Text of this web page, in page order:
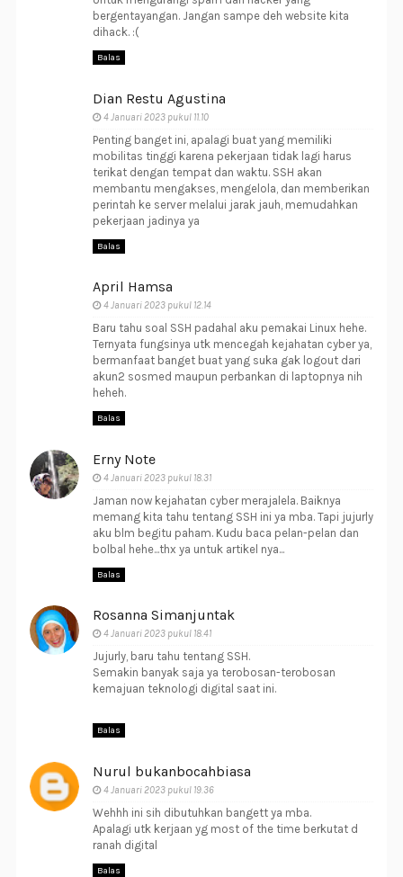
bergentayangan. Jangan sampe deh website kita
dihack. :(
Balas
Dian Restu Agustina
4 Januari 2023 pukul 11.10
Penting banget ini, apalagi buat yang memiliki
mobilitas tinggi karena pekerjaan tidak lagi harus
terikat dengan tempat dan waktu. SSH akan
membantu mengakses, mengelola, dan memberikan
perintah ke server melalui jarak jauh, memudahkan
pekerjaan jadinya ya
Balas
April Hamsa
4 Januari 2023 pukul 12.14
Baru tahu soal SSH padahal aku pemakai Linux hehe.
Ternyata fungsinya utk mencegah kejahatan cyber ya,
bermanfaat banget buat yang suka gak logout dari
akun2 sosmed maupun perbankan di laptopnya nih
heheh.
Balas
Erny Note
4 Januari 2023 pukul 18.31
Jaman now kejahatan cyber merajalela. Baiknya
memang kita tahu tentang SSH ini ya mba. Tapi jujurly
aku blm begitu paham. Kudu baca pelan-pelan dan
bolbal hehe...thx ya untuk artikel nya...
Balas
Rosanna Simanjuntak
4 Januari 2023 pukul 18.41
Jujurly, baru tahu tentang SSH.
Semakin banyak saja ya terobosan-terobosan
kemajuan teknologi digital saat ini.
Balas
Nurul bukanbocahbiasa
4 Januari 2023 pukul 19.36
Wehhh ini sih dibutuhkan bangett ya mba.
Apalagi utk kerjaan yg most of the time berkutat d
ranah digital
Balas